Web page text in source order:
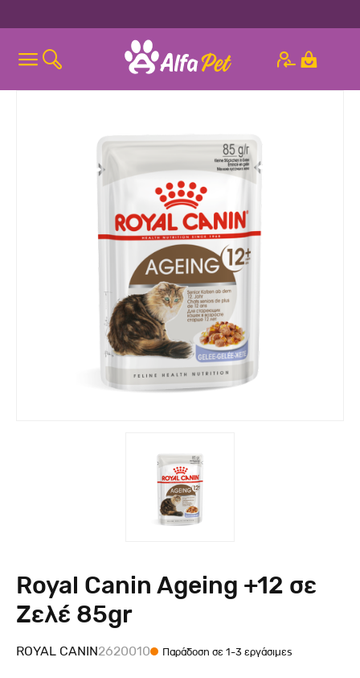
Royal Canin Ageing +12 σε
Ζελέ 85gr
ROYAL CANIN2620010 Παράδοση σε 1-3 εργάσιμες